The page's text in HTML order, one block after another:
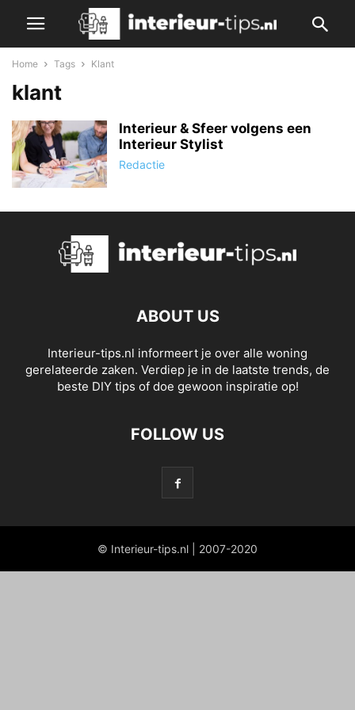
Home Tags Klant
klant
Interieur & Sfeer volgens een
Interieur Stylist
Redactie
ABOUT US
Interieur-tips.nl informeert je over alle woning
gerelateerde zaken. Verdiep je in de laatste trends, de
beste DIY tips of doe gewoon inspiratie op!
FOLLOW US
© Interieur-tips.nl | 2007-2020